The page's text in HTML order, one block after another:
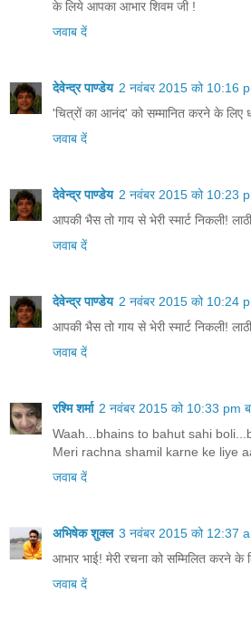
के लिये आपका आभार शिवम जी !
जवाब दें
देवेन्द्र पाण्डेय 2 नवंबर 2015 को 10:16
'चित्रों का आनंद' को सम्मानित करने के लिए
जवाब दें
देवेन्द्र पाण्डेय 2 नवंबर 2015 को 10:23
आपकी भैस तो गाय से भेरी स्मार्ट निकली!
जवाब दें
देवेन्द्र पाण्डेय 2 नवंबर 2015 को 10:24
आपकी भैस तो गाय से भेरी स्मार्ट निकली!
जवाब दें
रश्मि शर्मा 2 नवंबर 2015 को 10:33 pm
Waah...bhains to bahut sahi
Meri rachna shamil karne ke liye
जवाब दें
अभिषेक शुक्ल 3 नवंबर 2015 को 12:37
आभार भाई! मेरी रचना को सम्मिलित करने के
जवाब दें